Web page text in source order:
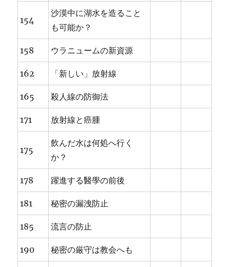
154
沙漠中に湖水を造ること
も可能か？
158 ウラニュームの新資源
162 「新しい」放射線
165 殺人線の防御法
171 放射線と癌腫
175
飲んだ水は何処へ行く
か？
178 躍進する醫學の前後
181 秘密の漏洩防止
185 流言の防止
190 秘密の厳守は教会へも